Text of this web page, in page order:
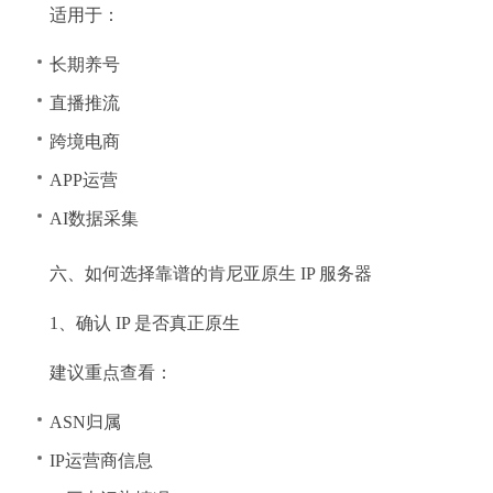
适用于：
长期养号
直播推流
跨境电商
APP运营
AI数据采集
六、如何选择靠谱的肯尼亚原生 IP 服务器
1、确认 IP 是否真正原生
建议重点查看：
ASN归属
IP运营商信息